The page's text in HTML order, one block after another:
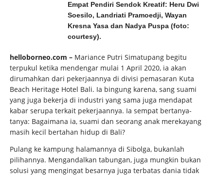
Empat Pendiri Sendok Kreatif: Heru Dwi
Soesilo, Landriati Pramoedji, Wayan
Kresna Yasa dan Nadya Puspa (foto:
courtesy).
helloborneo.com – Mariance Putri Simatupang begitu
terpukul ketika mendengar mulai 1 April 2020, ia akan
dirumahkan dari pekerjaannya di divisi pemasaran Kuta
Beach Heritage Hotel Bali. Ia bingung karena, sang suami
yang juga bekerja di industri yang sama juga mendapat
kabar serupa terkait pekerjaannya. Ia sempat bertanya-
tanya: Bagaimana ia, suami dan seorang anak merekayang
masih kecil bertahan hidup di Bali?
Pulang ke kampung halamannya di Sibolga, bukanlah
pilihannya. Mengandalkan tabungan, juga mungkin bukan
solusi yang mengingat besarnya juga terbatas dania tidak